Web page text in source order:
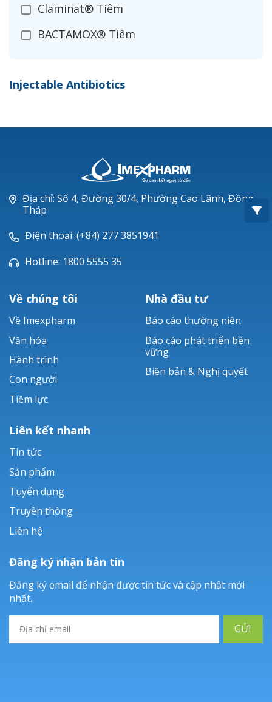
Claminat® Tiêm
BACTAMOX® Tiêm
Ceftizoxim®
Piperacillin
Ticarlinat®
Zobacta®
Bacsulfo®
Injectable Antibiotics
Địa chỉ: Số 4, Đường 30/4, Phường Cao Lãnh, Đồng
Tháp
Điện thoại: (+84) 277 3851941
Hotline: 1800 5555 35
Về chúng tôi
Về Imexpharm
Văn hóa
Hành trình
Con người
Tiềm lực
Nhà đầu tư
Báo cáo thường niên
Báo cáo phát triển bền
vững
Biên bản & Nghị quyết
Liên kết nhanh
Tin tức
Sản phẩm
Tuyển dụng
Truyền thông
Liên hệ
Đăng ký nhận bản tin
Đăng ký email để nhận được tin tức và cập nhật mới
nhất.
GỬI